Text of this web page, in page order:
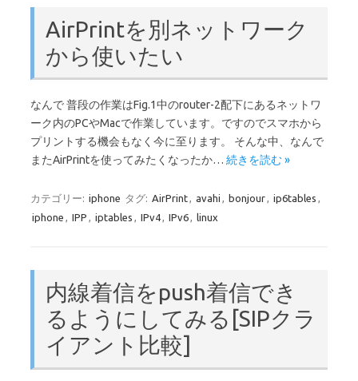
AirPrintを別ネットワーク
から使いたい
なんで 普段の作業はFig.1中のrouter-2配下にあるネットワ
ーク内のPCやMacで作業しています。ですのでスマホから
プリントする機会もなく今に至ります。 そんな中、なんで
またAirPrintを使ってみたくなったか… 続きを読む »
カテゴリー: iphone タグ: AirPrint, avahi , bonjour, ip6tables ,
iphone , IPP , iptables , IPv4, IPv6, linux
内線着信をpush着信でき
るようにしてみる[SIPクラ
イアント比較]